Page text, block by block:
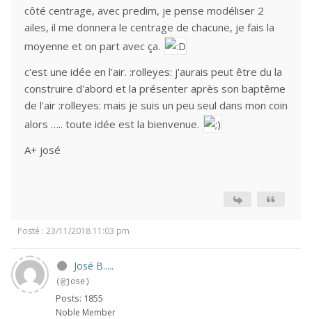
côté centrage, avec predim, je pense modéliser 2
ailes, il me donnera le centrage de chacune, je fais la
moyenne et on part avec ça.
c'est une idée en l'air. :rolleyes: j'aurais peut être du la
construire d'abord et la présenter après son baptême
de l'air :rolleyes: mais je suis un peu seul dans mon coin
alors ….. toute idée est la bienvenue.
A+ josé
Posté : 23/11/2018 11:03 pm
José B.....
(@jose)
Posts: 1855
Noble Member